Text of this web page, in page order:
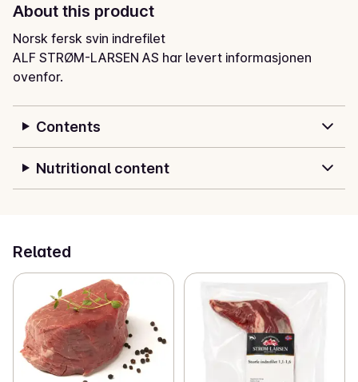
About this product
Norsk fersk svin indrefilet
ALF STRØM-LARSEN AS har levert informasjonen
ovenfor.
Contents
Nutritional content
Related